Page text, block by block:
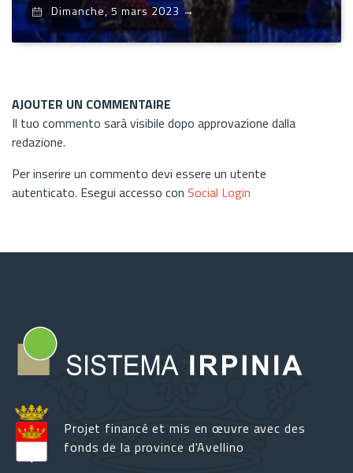
Dimanche, 5 mars 2023 →
AJOUTER UN COMMENTAIRE
Il tuo commento sarà visibile dopo approvazione dalla
redazione.
Per inserire un commento devi essere un utente
autenticato. Esegui accesso con Social Login
Projet financé et mis en œuvre avec des
fonds de la province d'Avellino